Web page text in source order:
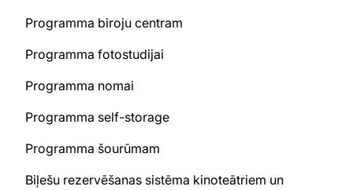
Programma biroju centram
Programma fotostudijai
Programma nomai
Programma self-storage
Programma šourūmam
Biļešu rezervēšanas sistēma kinoteātriem un